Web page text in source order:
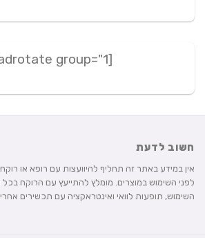
חשוב לדעת
אין במידע באתר זה תחליף להיוועצות עם רופא או רוקח.
לפני השימוש במוצרים. מומלץ להתייעץ עם הרוקח בכל
השימוש, תופעות לוואי ואינטראקציה עם תכשירים אחרים.